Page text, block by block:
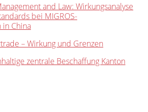
and Law: Wirkungsanalyse
bei MIGROS-
China
– Wirkung und Grenzen
zentrale Beschaffung Kanton